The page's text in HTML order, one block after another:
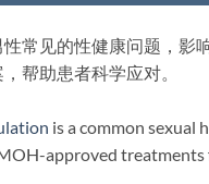
常见的性健康问题，影
帮助患者科学应对。
is a common sexual
approved treatments